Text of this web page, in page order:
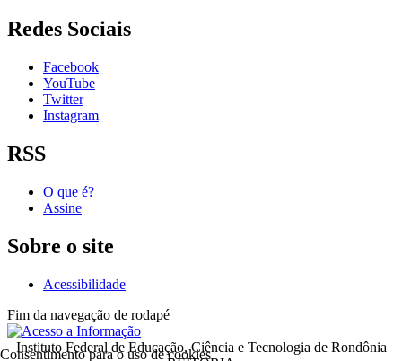
Redes Sociais
Facebook
YouTube
Twitter
Instagram
RSS
O que é?
Assine
Sobre o site
Acessibilidade
Fim da navegação de rodapé
Instituto Federal de Educação, Ciência e Tecnologia de Rondônia
Consentimento para o uso de cookies